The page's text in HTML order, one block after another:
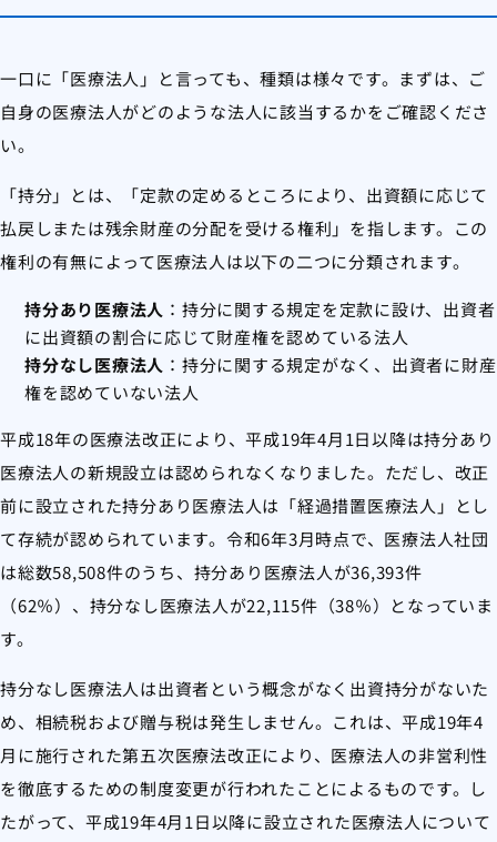
一口に「医療法人」と言っても、種類は様々です。まずは、ご
自身の医療法人がどのような法人に該当するかをご確認くださ
い。
「持分」とは、「定款の定めるところにより、出資額に応じて
払戻しまたは残余財産の分配を受ける権利」を指します。この
権利の有無によって医療法人は以下の二つに分類されます。
持分あり医療法人 ：持分に関する規定を定款に設け、出資者
に出資額の割合に応じて財産権を認めている法人
持分なし医療法人 ：持分に関する規定がなく、出資者に財産
権を認めていない法人
平成18年の医療法改正により、平成19年4月1日以降は持分あり
医療法人の新規設立は認められなくなりました。ただし、改正
前に設立された持分あり医療法人は「経過措置医療法人」とし
て存続が認められています。令和6年3月時点で、医療法人社団
は総数58,508件のうち、持分あり医療法人が36,393件
（62％）、持分なし医療法人が22,115件（38％）となっていま
す。
持分なし医療法人は出資者という概念がなく出資持分がないた
め、相続税および贈与税は発生しません。これは、平成19年4
月に施行された第五次医療法改正により、医療法人の非営利性
を徹底するための制度変更が行われたことによるものです。し
たがって、平成19年4月1日以降に設立された医療法人について